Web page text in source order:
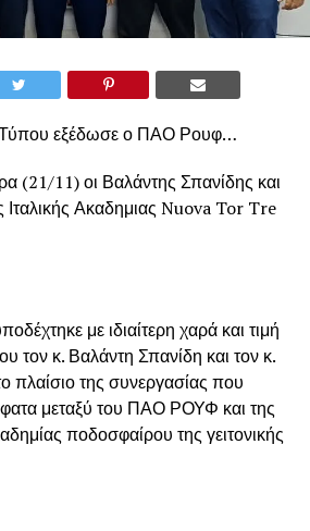
Τύπου εξέδωσε ο ΠΑΟ Ρουφ…
(21/11) οι Βαλάντης Σπανίδης και
Ακαδημιας Nuova Tor Tre
με ιδιαίτερη χαρά και τιμή
τον κ. Βαλάντη Σπανίδη και τον κ.
της συνεργασίας που
μεταξύ του ΠΑΟ ΡΟΥΦ και της
ποδοσφαίρου της γειτονικής